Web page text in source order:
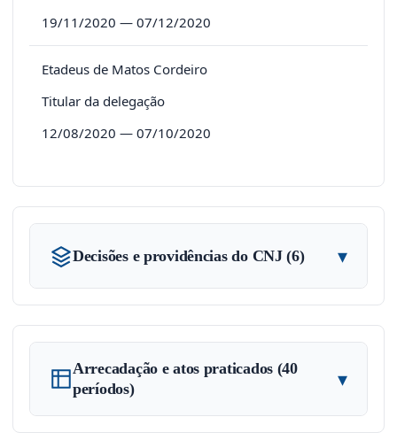
19/11/2020 — 07/12/2020
Etadeus de Matos Cordeiro
Titular da delegação
12/08/2020 — 07/10/2020
Decisões e providências do CNJ (6) ▾
Arrecadação e atos praticados (40
períodos)
▾